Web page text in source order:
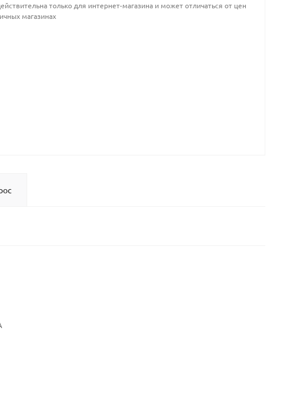
только для интернет-магазина и может отличаться от цен
магазинах